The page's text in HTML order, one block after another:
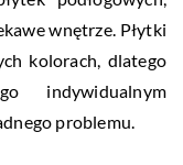
wnętrze. Płytki
kolorach, dlatego
indywidualnym
problemu.